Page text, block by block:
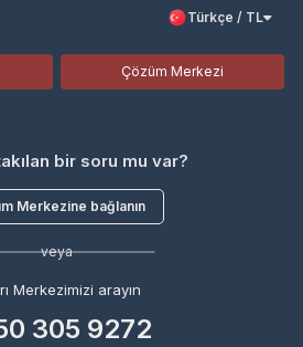
Türkçe / TL
Çözüm Merkezi
bir soru mu var?
Merkezine bağlanın
veya
Merkezimizi arayın
305 9272